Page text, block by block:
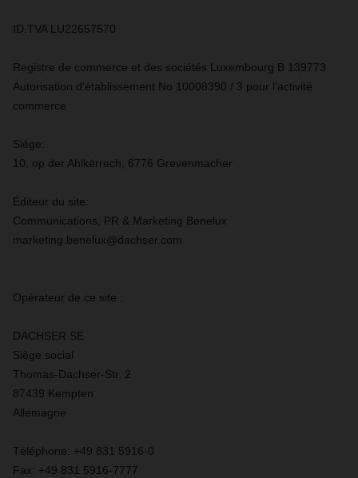
ID.TVA LU22657570
Registre de commerce et des sociétés Luxembourg B 139773
Autorisation d'établissement No 10008390 / 3 pour l'activité
commerce
Siège:
10, op der Ahlkërrech, 6776 Grevenmacher
Éditeur du site:
Communications, PR & Marketing Benelux
marketing.benelux@dachser.com
Opérateur de ce site :
DACHSER SE
Siège social
Thomas-Dachser-Str. 2
87439 Kempten
Allemagne
Téléphone: +49 831 5916-0
Fax: +49 831 5916-7777